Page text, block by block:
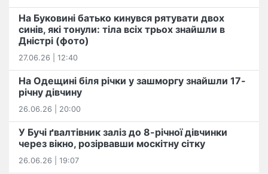
На Буковині батько кинувся рятувати двох
синів, які тонули: тіла всіх трьох знайшли в
Дністрі (фото)
27.06.26 | 12:40
На Одещині біля річки у зашморгу знайшли 17-
річну дівчину
26.06.26 | 20:00
У Бучі ґвалтівник заліз до 8-річної дівчинки
через вікно, розірвавши москітну сітку
26.06.26 | 19:07